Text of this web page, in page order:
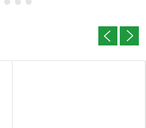
Vyzkoušejte sílu přírody.